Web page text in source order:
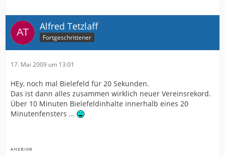
Alfred Tetzlaff
Fortgeschrittener
17. Mai 2009 um 13:01
HEy, noch mal Bielefeld für 20 Sekunden.
Das ist dann alles zusammen wirklich neuer Vereinsrekord.
Über 10 Minuten Bielefeldinhalte innerhalb eines 20
Minutenfensters ...